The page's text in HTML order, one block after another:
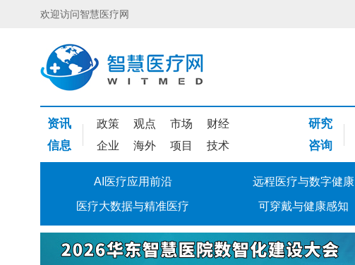
欢迎访问智慧医疗网
资讯 政策 观点 市场 财经
信息 企业 海外 项目 技术
研究
咨询
AI医疗应用前沿 远程医疗与数字健康
医疗大数据与精准医疗 可穿戴与健康感知